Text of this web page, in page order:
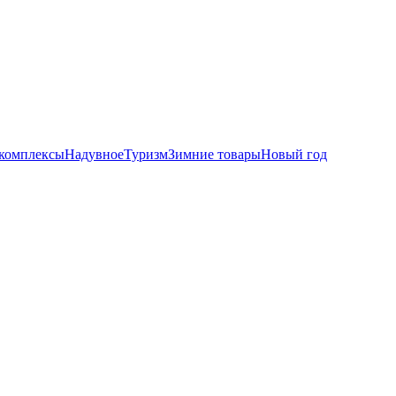
НадувноеТуризмЗимние товарыНовый год